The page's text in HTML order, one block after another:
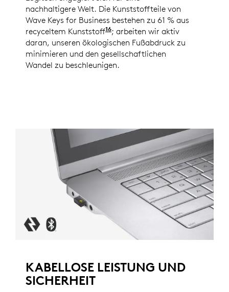
nachhaltigere Welt. Die Kunststoffteile von
Wave Keys for Business bestehen zu 61 % aus
recyceltem Kunststoff16Ausgenommen Kunststoff in
; arbeiten wir aktiv
daran, unseren ökologischen Fußabdruck zu
minimieren und den gesellschaftlichen
Wandel zu beschleunigen.
KABELLOSE LEISTUNG UND
SICHERHEIT